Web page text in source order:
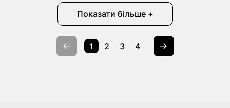
Показати більше +
1 2 3 4